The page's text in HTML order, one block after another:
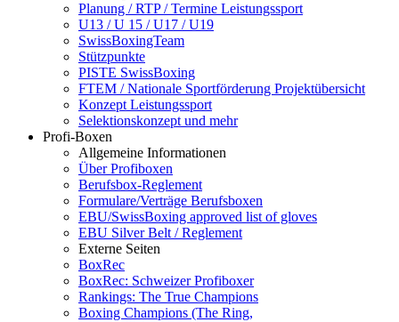
Planung / RTP / Termine Leistungssport
U13 / U 15 / U17 / U19
SwissBoxingTeam
Stützpunkte
PISTE SwissBoxing
FTEM / Nationale Sportförderung Projektübersicht
Konzept Leistungssport
Selektionskonzept und mehr
Profi-Boxen
Allgemeine Informationen
Über Profiboxen
Berufsbox-Reglement
Formulare/Verträge Berufsboxen
EBU/SwissBoxing approved list of gloves
EBU Silver Belt / Reglement
Externe Seiten
BoxRec
BoxRec: Schweizer Profiboxer
Rankings: The True Champions
Boxing Champions (The Ring,